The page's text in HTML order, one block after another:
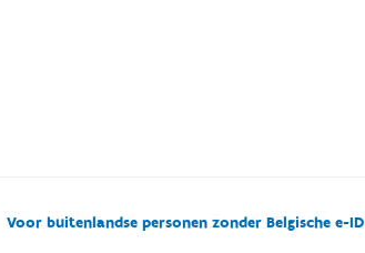
Voor buitenlandse personen zonder Belgische e-ID